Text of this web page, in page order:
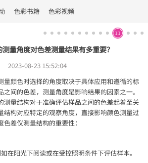
色彩书籍 色彩视频
11
量角度对色差测量结果有多重要？
2023-08-23 15:52:04
量颜色时选择的角度取决于具体应用和遵循的标
间的色差，测量角度是影响结果的因素之一。
测量结构对于准确评估样品之间的色差起着至关
结构对应特定的观察角度，直接影响颜色测量过
差仪测量结构的重要性：
在阳光下阅读或在受控照明条件下评估样本。